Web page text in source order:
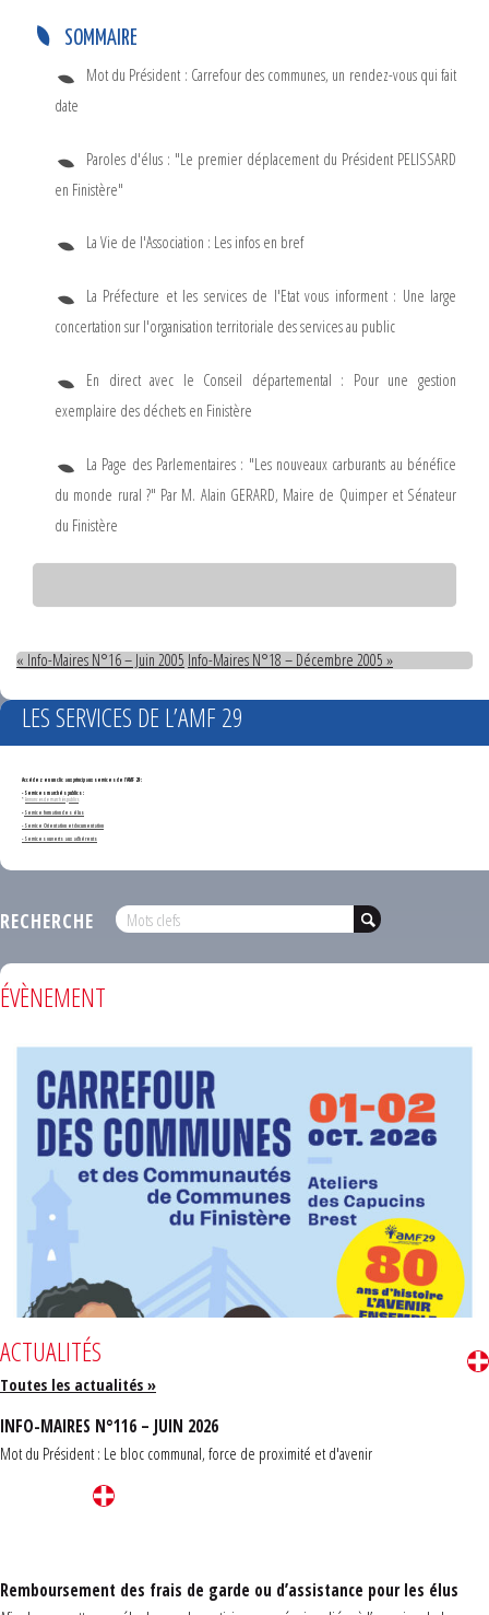
SOMMAIRE
Mot du Président : Carrefour des communes, un rendez-vous qui fait
date
Paroles d'élus : "Le premier déplacement du Président PELISSARD
en Finistère"
La Vie de l'Association : Les infos en bref
La Préfecture et les services de l'Etat vous informent : Une large
concertation sur l'organisation territoriale des services au public
En direct avec le Conseil départemental : Pour une gestion
exemplaire des déchets en Finistère
La Page des Parlementaires : "Les nouveaux carburants au bénéfice
du monde rural ?" Par M. Alain GERARD, Maire de Quimper et Sénateur
du Finistère
« Info-Maires N°16 – Juin 2005 Info-Maires N°18 – Décembre 2005 »
LES SERVICES DE L’AMF 29
Accédez en un clic aux principaux services de l'AMF 29 :
- Services marchés publics :
*Annonces de marchés publics
-Service formation des élus
- Service Orientation et documentation
- Services ouverts aux adhérents
RECHERCHE
ÉVÈNEMENT
ACTUALITÉS
Toutes les actualités »
INFO-MAIRES N°116 – JUIN 2026
Mot du Président : Le bloc communal, force de proximité et d'avenir
Remboursement des frais de garde ou d’assistance pour les élus